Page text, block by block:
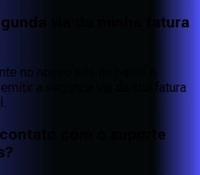
via da minha fatura
no nosso site ou baixe o
a segunda via da sua fatura
com o suporte